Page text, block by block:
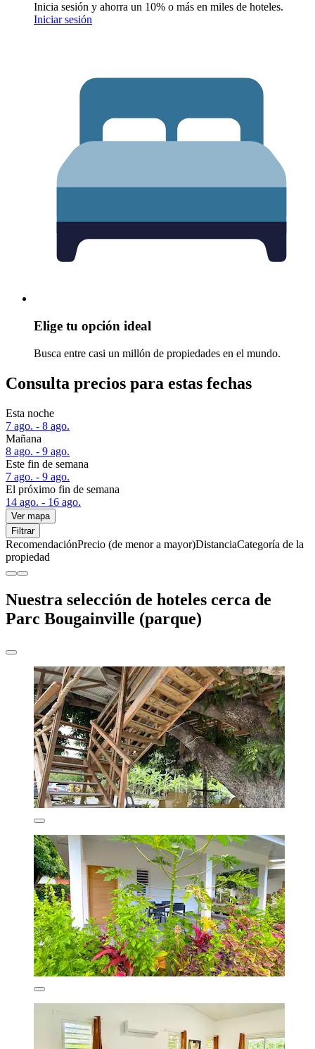
Inicia sesión y ahorra un 10% o más en miles de hoteles.
Iniciar sesión
Elige tu opción ideal
Busca entre casi un millón de propiedades en el mundo.
Consulta precios para estas fechas
Esta noche
7 ago. - 8 ago.
Mañana
8 ago. - 9 ago.
Este fin de semana
7 ago. - 9 ago.
El próximo fin de semana
14 ago. - 16 ago.
Ver mapa
Filtrar
RecomendaciónPrecio (de menor a mayor)DistanciaCategoría de la
propiedad
Nuestra selección de hoteles cerca de
Parc Bougainville (parque)